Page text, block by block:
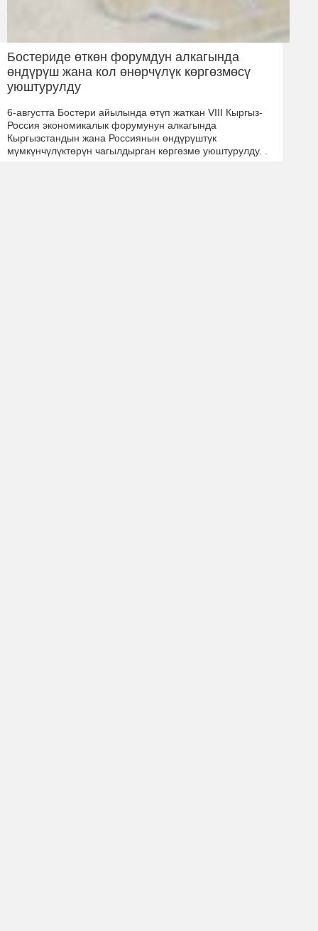
Бостериде өткөн форумдун алкагында
өндүрүш жана кол өнөрчүлүк көргөзмөсү
уюштурулду
6-августта Бостери айылында өтүп жаткан VIII Кыргыз-
Россия экономикалык форумунун алкагында
Кыргызстандын жана Россиянын өндүрүштүк
мүмкүнчүлүктөрүн чагылдырган көргөзмө уюштурулду. .